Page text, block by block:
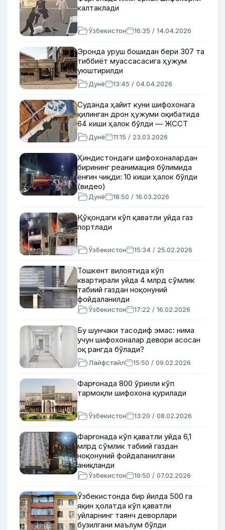
калтаклади
Ўзбекистон 16:35 / 14.04.2026
Эронда уруш бошидан бери 307 та
тиббиёт муассасасига ҳужум
уюштирилди
Дунё 13:45 / 04.04.2026
Суданда ҳайит куни шифохонага
қилинган дрон ҳужуми оқибатида
64 киши ҳалок бўлди — ЖССТ
Дунё 11:15 / 23.03.2026
Ҳиндистондаги шифохоналардан
бирининг реанимация бўлимида
ёнғин чиқди: 10 киши ҳалок бўлди
(видео)
Дунё 18:50 / 16.03.2026
Қўқондаги кўп қаватли уйда газ
портлади
Ўзбекистон 15:34 / 25.02.2026
Тошкент вилоятида кўп
квартирали уйда 4 млрд сўмлик
табиий газдан ноқонуний
фойдаланилди
Ўзбекистон 17:22 / 16.02.2026
Бу шунчаки тасодиф эмас: нима
учун шифохоналар девори асосан
оқ рангда бўлади?
Лайфстайл 15:50 / 09.02.2026
Фарғонада 800 ўринли кўп
тармоқли шифохона қурилади
Ўзбекистон 13:20 / 08.02.2026
Фарғонада кўп қаватли уйда 6,1
млрд сўмлик табиий газдан
ноқонуний фойдаланилгани
аниқланди
Ўзбекистон 19:50 / 07.02.2026
Ўзбекистонда бир йилда 500 га
яқин ҳолатда кўп қаватли
уйларнинг таянч деворлари
бузилгани маълум бўлди